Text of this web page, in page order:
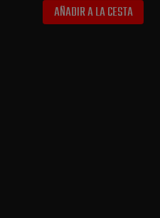
AÑADIR A LA CESTA